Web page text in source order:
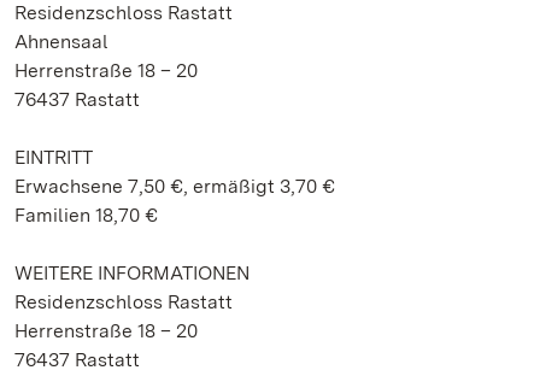
Residenzschloss Rastatt
Ahnensaal
Herrenstraße 18 – 20
76437 Rastatt
EINTRITT
Erwachsene 7,50 €, ermäßigt 3,70 €
Familien 18,70 €
WEITERE INFORMATIONEN
Residenzschloss Rastatt
Herrenstraße 18 – 20
76437 Rastatt